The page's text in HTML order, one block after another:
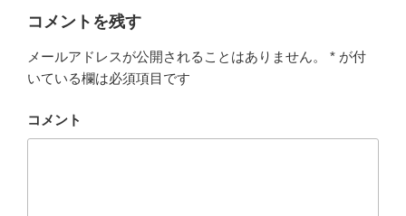
ー
コメントを残す
メールアドレスが公開されることはありません。 * が付
いている欄は必須項目です
コメント